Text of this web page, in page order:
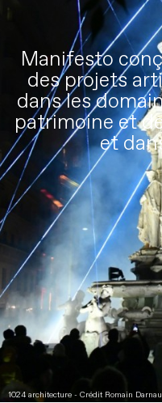
Manifesto
des projets
dans les
patrimoine et
et
1024 architecture - Crédit Romain